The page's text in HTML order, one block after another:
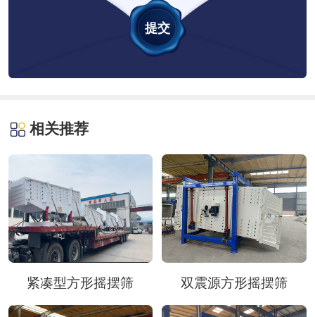
相关推荐
紧凑型方形摇摆筛 双震源方形摇摆筛